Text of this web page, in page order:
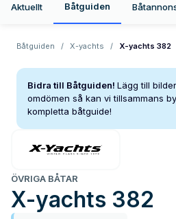
Aktuellt Båtguiden
Båtguiden / X-yachts / X-yachts 382
Bidra till Båtguiden! Lägg till
omdömen så kan vi tillsammans
kompletta båtguide!
ÖVRIGA BÅTAR
X-yachts 382